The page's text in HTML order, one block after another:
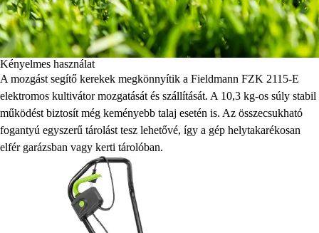
Kényelmes használat
A mozgást segítő kerekek megkönnyítik a Fieldmann FZK 2115-E
elektromos kultivátor mozgatását és szállítását. A 10,3 kg-os súly stabil
működést biztosít még keményebb talaj esetén is. Az összecsukható
fogantyú egyszerű tárolást tesz lehetővé, így a gép helytakarékosan
elfér garázsban vagy kerti tárolóban.